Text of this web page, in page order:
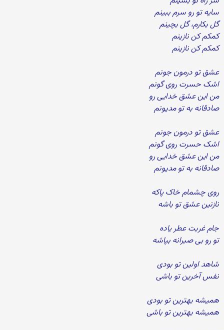
سایه تو رو سرم ببینم
گل بکارم، گل بچینم
کمکم کن نازینم
کمکم کن نازینم
عشق تو درمون جونم
اشک حسرت روی گونم
من این عشق خدایی رو
صادقانه به تو مدیونم
عشق تو درمون جونم
اشک حسرت روی گونم
من این عشق خدایی رو
صادقانه به تو مدیونم
روی چشمام خاک پاکه
نازنین عشق تو باشه
جام غربت عطر یاده
تو رو بی صبرانه بپاشه
شاهد اولین تو بودی
نفس آخرین تو باشی
همیشه بهترین تو بودی
همیشه بهترین تو باشی